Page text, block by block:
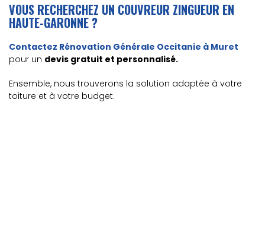
VOUS RECHERCHEZ UN COUVREUR ZINGUEUR EN
HAUTE-GARONNE ?
Contactez Rénovation Générale Occitanie à Muret
pour un devis gratuit et personnalisé.
Ensemble, nous trouverons la solution adaptée à votre
toiture et à votre budget.